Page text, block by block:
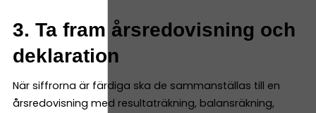
3. Ta fram årsredovisning och
deklaration
När siffrorna är färdiga ska de sammanställas till en
årsredovisning med resultaträkning, balansräkning,